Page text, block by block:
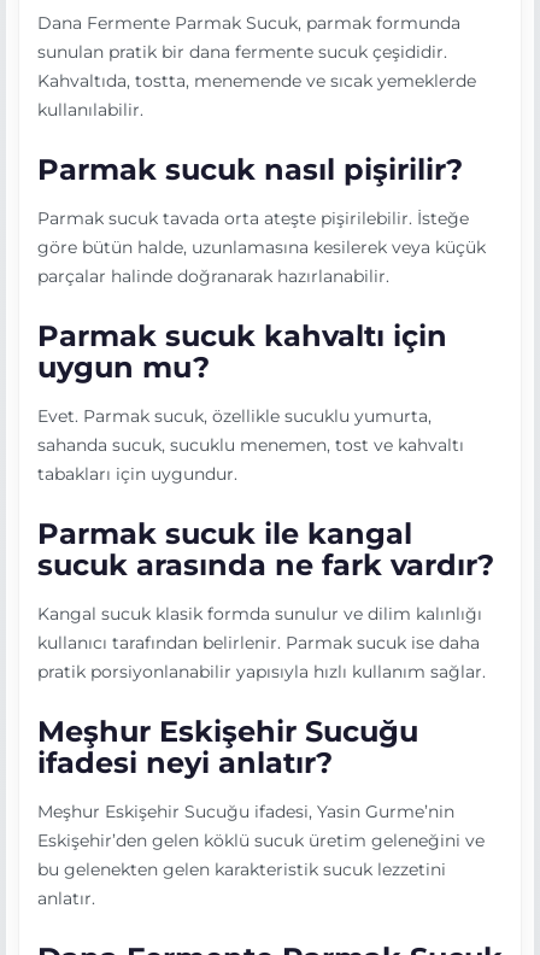
Dana Fermente Parmak Sucuk, parmak formunda
sunulan pratik bir dana fermente sucuk çeşididir.
Kahvaltıda, tostta, menemende ve sıcak yemeklerde
kullanılabilir.
Parmak sucuk nasıl pişirilir?
Parmak sucuk tavada orta ateşte pişirilebilir. İsteğe
göre bütün halde, uzunlamasına kesilerek veya küçük
parçalar halinde doğranarak hazırlanabilir.
Parmak sucuk kahvaltı için
uygun mu?
Evet. Parmak sucuk, özellikle sucuklu yumurta,
sahanda sucuk, sucuklu menemen, tost ve kahvaltı
tabakları için uygundur.
Parmak sucuk ile kangal
sucuk arasında ne fark vardır?
Kangal sucuk klasik formda sunulur ve dilim kalınlığı
kullanıcı tarafından belirlenir. Parmak sucuk ise daha
pratik porsiyonlanabilir yapısıyla hızlı kullanım sağlar.
Meşhur Eskişehir Sucuğu
ifadesi neyi anlatır?
Meşhur Eskişehir Sucuğu ifadesi, Yasin Gurme’nin
Eskişehir’den gelen köklü sucuk üretim geleneğini ve
bu gelenekten gelen karakteristik sucuk lezzetini
anlatır.